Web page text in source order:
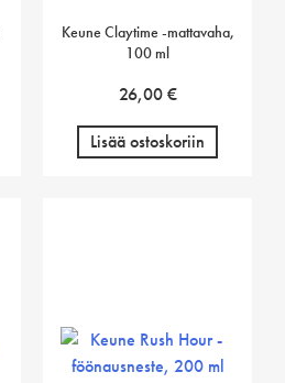
Keune Claytime -mattavaha,
100 ml
26,00€
Lisää ostoskoriin